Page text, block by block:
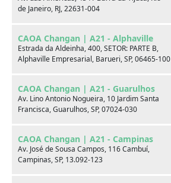
de Janeiro, RJ, 22631-004
CAOA Changan | A21 - Alphaville
Estrada da Aldeinha, 400, SETOR: PARTE B,
Alphaville Empresarial, Barueri, SP, 06465-100
CAOA Changan | A21 - Guarulhos
Av. Lino Antonio Nogueira, 10 Jardim Santa
Francisca, Guarulhos, SP, 07024-030
CAOA Changan | A21 - Campinas
Av. José de Sousa Campos, 116 Cambuí,
Campinas, SP, 13.092-123
xxx
xxx
xxx